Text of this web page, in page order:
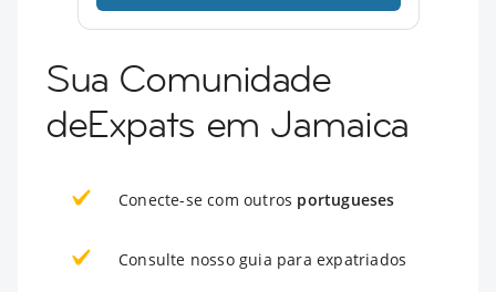
Sua Comunidade
deExpats em Jamaica
Conecte-se com outros portugueses
Consulte nosso guia para expatriados